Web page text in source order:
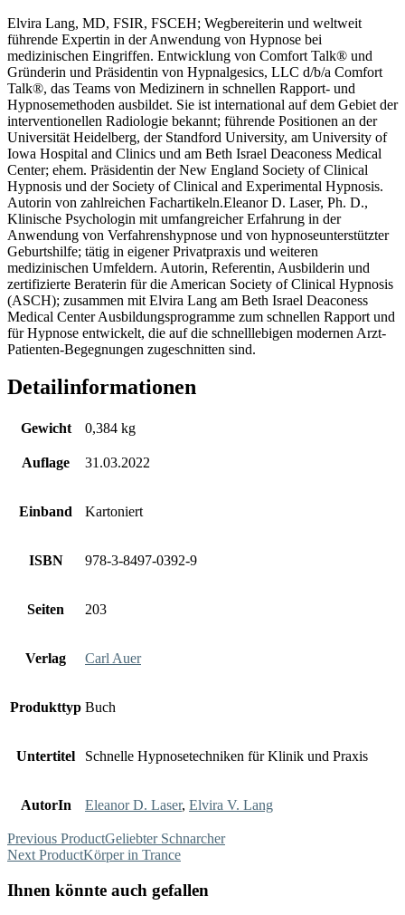
Elvira Lang, MD, FSIR, FSCEH; Wegbereiterin und weltweit
führende Expertin in der Anwendung von Hypnose bei
medizinischen Eingriffen. Entwicklung von Comfort Talk® und
Gründerin und Präsidentin von Hypnalgesics, LLC d/b/a Comfort
Talk®, das Teams von Medizinern in schnellen Rapport- und
Hypnosemethoden ausbildet. Sie ist international auf dem Gebiet der
interventionellen Radiologie bekannt; führende Positionen an der
Universität Heidelberg, der Standford University, am University of
Iowa Hospital and Clinics und am Beth Israel Deaconess Medical
Center; ehem. Präsidentin der New England Society of Clinical
Hypnosis und der Society of Clinical and Experimental Hypnosis.
Autorin von zahlreichen Fachartikeln.Eleanor D. Laser, Ph. D.,
Klinische Psychologin mit umfangreicher Erfahrung in der
Anwendung von Verfahrenshypnose und von hypnoseunterstützter
Geburtshilfe; tätig in eigener Privatpraxis und weiteren
medizinischen Umfeldern. Autorin, Referentin, Ausbilderin und
zertifizierte Beraterin für die American Society of Clinical Hypnosis
(ASCH); zusammen mit Elvira Lang am Beth Israel Deaconess
Medical Center Ausbildungsprogramme zum schnellen Rapport und
für Hypnose entwickelt, die auf die schnelllebigen modernen Arzt-
Patienten-Begegnungen zugeschnitten sind.
Detailinformationen
Gewicht 0,384 kg
Auflage 31.03.2022
Einband Kartoniert
ISBN 978-3-8497-0392-9
Seiten 203
Verlag Carl Auer
Produkttyp Buch
Untertitel Schnelle Hypnosetechniken für Klinik und Praxis
AutorIn Eleanor D. Laser, Elvira V. Lang
Previous ProductGeliebter Schnarcher
Next ProductKörper in Trance
Ihnen könnte auch gefallen